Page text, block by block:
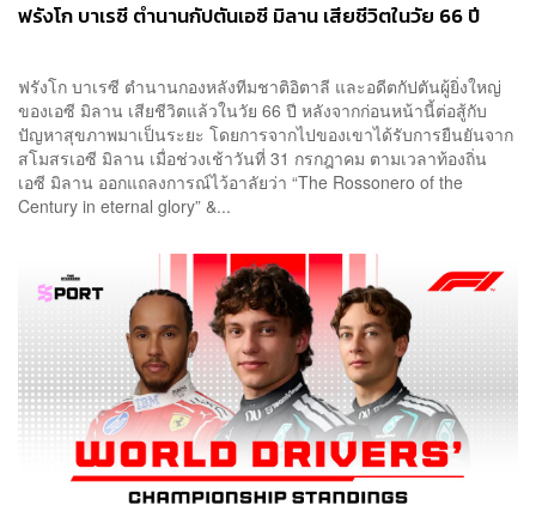
ฟรังโก บาเรซี ตำนานกัปตันเอซี มิลาน เสียชีวิตในวัย 66 ปี
ฟรังโก บาเรซี ตำนานกองหลังทีมชาติอิตาลี และอดีตกัปตันผู้ยิ่งใหญ่
ของเอซี มิลาน เสียชีวิตแล้วในวัย 66 ปี หลังจากก่อนหน้านี้ต่อสู้กับ
ปัญหาสุขภาพมาเป็นระยะ โดยการจากไปของเขาได้รับการยืนยันจาก
สโมสรเอซี มิลาน เมื่อช่วงเช้าวันที่ 31 กรกฎาคม ตามเวลาท้องถิ่น
เอซี มิลาน ออกแถลงการณ์ไว้อาลัยว่า “The Rossonero of the
Century in eternal glory” &...